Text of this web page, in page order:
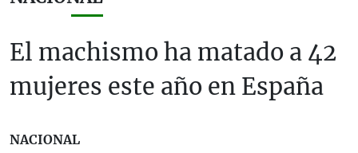
El machismo ha matado a 42
mujeres este año en España
NACIONAL